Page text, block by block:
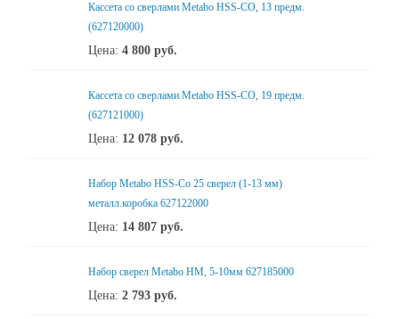
Кассета со сверлами Metabo HSS-CO, 13 предм.
(627120000)
Цена: 4 800 руб.
Кассета со сверлами Metabo HSS-CO, 19 предм.
(627121000)
Цена: 12 078 руб.
Набор Metabo HSS-Co 25 сверел (1-13 мм)
металл.коробка 627122000
Цена: 14 807 руб.
Набор сверел Metabo HM, 5-10мм 627185000
Цена: 2 793 руб.